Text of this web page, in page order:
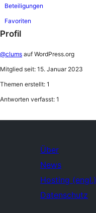
Beteiligungen
Favoriten
Profil
@clums auf WordPress.org
Mitglied seit: 15. Januar 2023
Themen erstellt: 1
Antworten verfasst: 1
Über
News
Hosting (engl.)
Datenschutz